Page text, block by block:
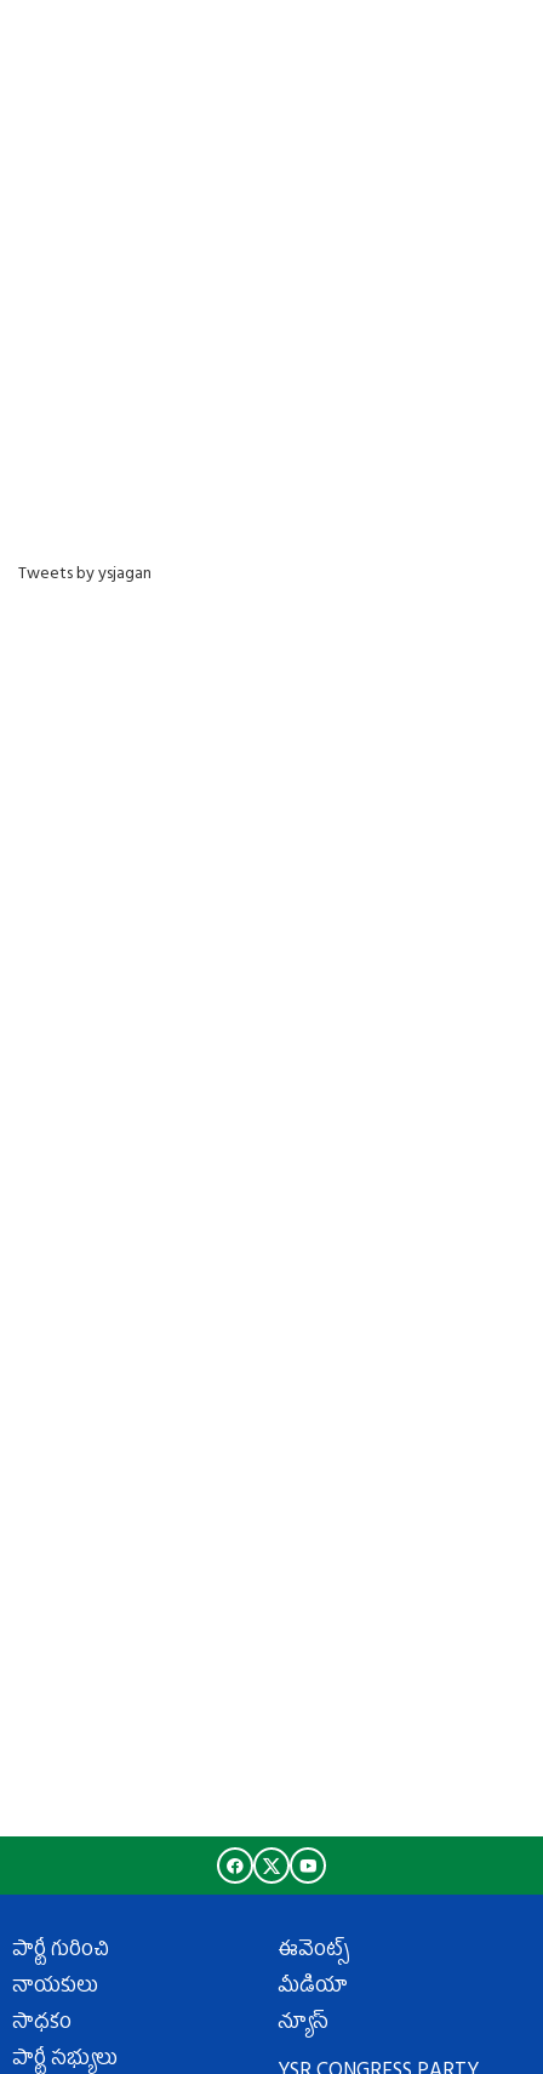
Tweets by ysjagan
పార్టీ గురించి
నాయకులు
సాధకం
పార్టీ సభ్యులు
ఈవెంట్స్
మీడియా
న్యూస్